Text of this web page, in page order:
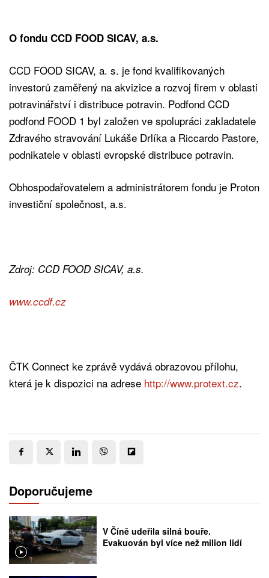
O fondu CCD FOOD SICAV, a.s.
CCD FOOD SICAV, a. s. je fond kvalifikovaných
investorů zaměřený na akvizice a rozvoj firem v oblasti
potravinářství i distribuce potravin. Podfond CCD
podfond FOOD 1 byl založen ve spolupráci zakladatele
Zdravého stravování Lukáše Drlíka a Riccardo Pastore,
podnikatele v oblasti evropské distribuce potravin.
Obhospodařovatelem a administrátorem fondu je Proton
investiční společnost, a.s.
Zdroj: CCD FOOD SICAV, a.s.
www.ccdf.cz
ČTK Connect ke zprávě vydává obrazovou přílohu,
která je k dispozici na adrese http://www.protext.cz.
Doporučujeme
V Číně udeřila silná bouře.
Evakuován byl více než milion lidí